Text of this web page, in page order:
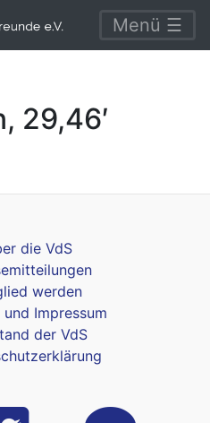
Menü ☰
29,46′
die VdS
werden
Impressum
der VdS